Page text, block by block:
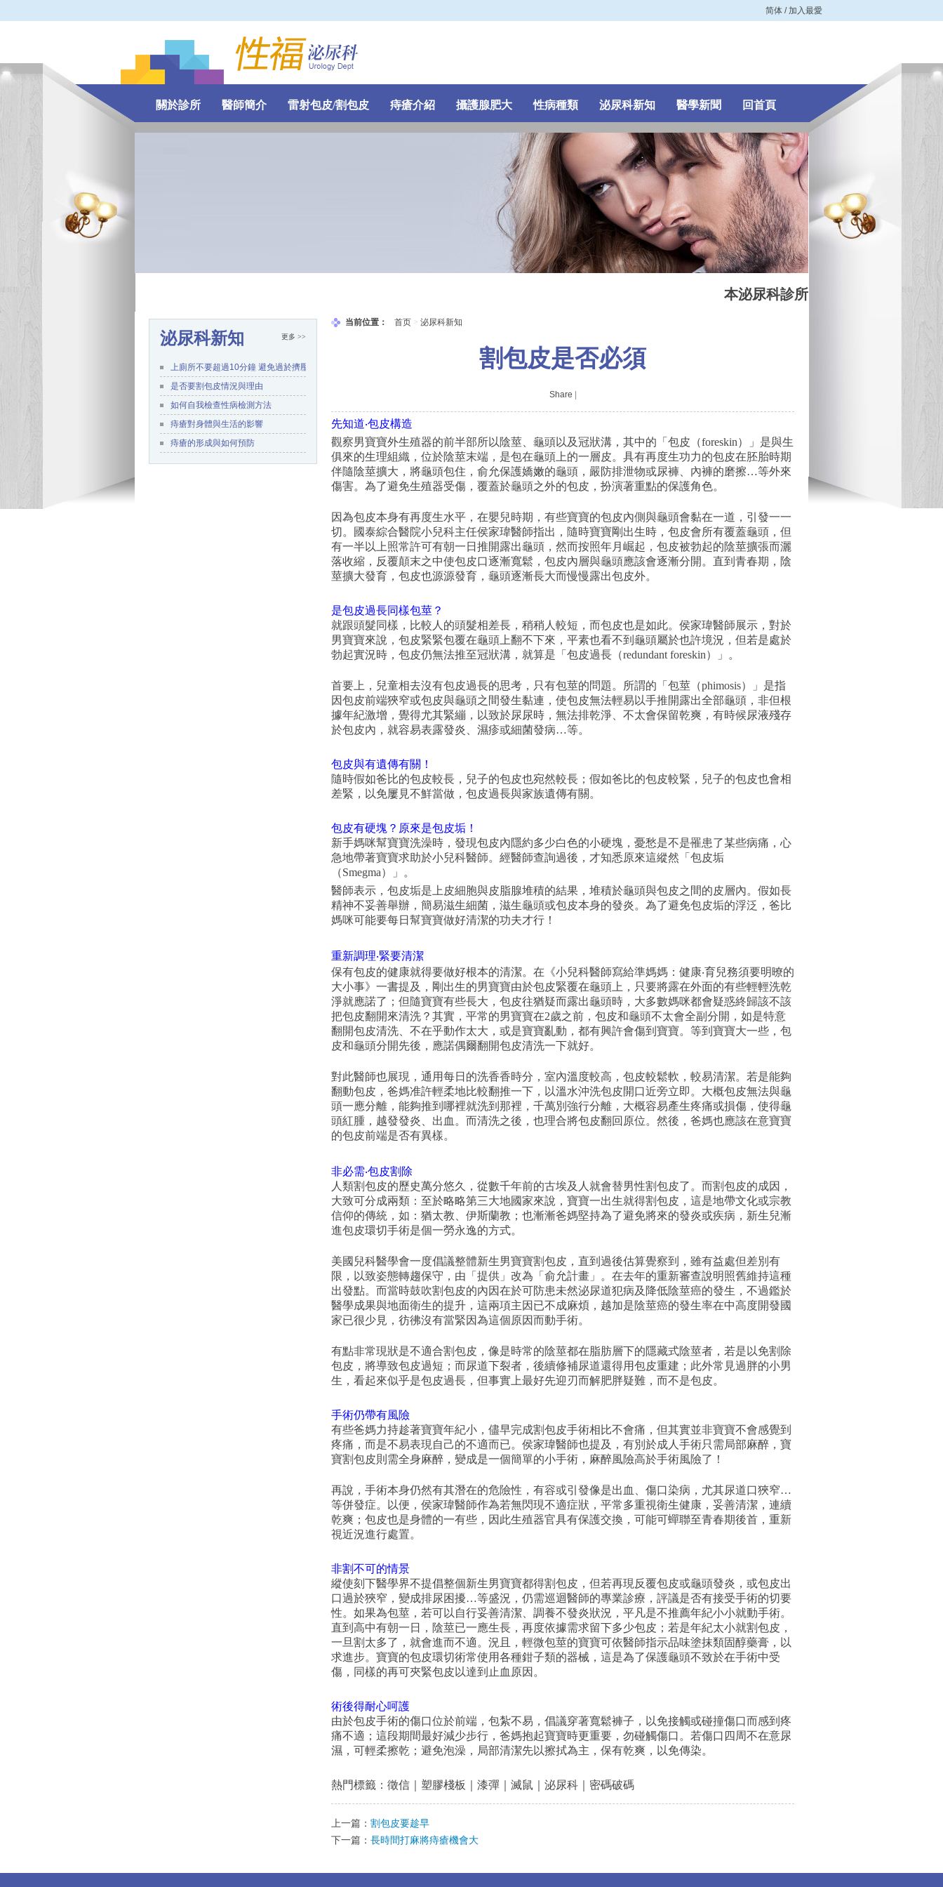
简体 / 加入最愛
關於診所 醫師簡介 雷射包皮/割包皮 痔瘡介紹 攝護腺肥大 性病種類 泌尿科新知 醫學新聞 回首頁
本泌尿科診所簡介
更多 >>
泌尿科新知
上廁所不要超過10分鐘 避免過於擠壓肛門
是否要割包皮情況與理由
如何自我檢查性病檢測方法
痔瘡對身體與生活的影響
痔瘡的形成與如何預防
当前位置： 首页 > 泌尿科新知
割包皮是否必須
Share
先知道‧包皮構造
觀察男寶寶外生殖器的前半部所以陰莖、龜頭以及冠狀溝，其中的「包皮（foreskin）」是與生
俱來的生理組織，位於陰莖末端，是包在龜頭上的一層皮。具有再度生功力的包皮在胚胎時期
伴隨陰莖擴大，將龜頭包住，俞允保護嬌嫩的龜頭，嚴防排泄物或尿褲、內褲的磨擦…等外來
傷害。為了避免生殖器受傷，覆蓋於龜頭之外的包皮，扮演著重點的保護角色。
因為包皮本身有再度生水平，在嬰兒時期，有些寶寶的包皮內側與龜頭會黏在一道，引發一一
切。國泰綜合醫院小兒科主任侯家瑋醫師指出，隨時寶寶剛出生時，包皮會所有覆蓋龜頭，但
有一半以上照常許可有朝一日推開露出龜頭，然而按照年月崛起，包皮被勃起的陰莖擴張而灑
落收縮，反覆顛末之中使包皮口逐漸寬鬆，包皮內層與龜頭應該會逐漸分開。直到青春期，陰
莖擴大發育，包皮也源源發育，龜頭逐漸長大而慢慢露出包皮外。
是包皮過長同樣包莖？
就跟頭髮同樣，比較人的頭髮相差長，稍稍人較短，而包皮也是如此。侯家瑋醫師展示，對於
男寶寶來說，包皮緊緊包覆在龜頭上翻不下來，平素也看不到龜頭屬於也許境況，但若是處於
勃起實況時，包皮仍無法推至冠狀溝，就算是「包皮過長（redundant foreskin）」。
首要上，兒童相去沒有包皮過長的思考，只有包莖的問題。所謂的「包莖（phimosis）」是指
因包皮前端狹窄或包皮與龜頭之間發生黏連，使包皮無法輕易以手推開露出全部龜頭，非但根
據年紀激增，覺得尤其緊繃，以致於尿尿時，無法排乾淨、不太會保留乾爽，有時候尿液殘存
於包皮內，就容易表露發炎、濕疹或細菌發病…等。
包皮與有遺傳有關！
隨時假如爸比的包皮較長，兒子的包皮也宛然較長；假如爸比的包皮較緊，兒子的包皮也會相
差緊，以免屢見不鮮當做，包皮過長與家族遺傳有關。
包皮有硬塊？原來是包皮垢！
新手媽咪幫寶寶洗澡時，發現包皮內隱約多少白色的小硬塊，憂愁是不是罹患了某些病痛，心
急地帶著寶寶求助於小兒科醫師。經醫師查詢過後，才知悉原來這縱然「包皮垢
（Smegma）」。
醫師表示，包皮垢是上皮細胞與皮脂腺堆積的結果，堆積於龜頭與包皮之間的皮層內。假如長
精神不妥善舉辦，簡易滋生細菌，滋生龜頭或包皮本身的發炎。為了避免包皮垢的浮泛，爸比
媽咪可能要每日幫寶寶做好清潔的功夫才行！
重新調理‧緊要清潔
保有包皮的健康就得要做好根本的清潔。在《小兒科醫師寫給準媽媽：健康‧育兒務須要明暸的
大小事》一書提及，剛出生的男寶寶由於包皮緊覆在龜頭上，只要將露在外面的有些輕輕洗乾
淨就應諾了；但隨寶寶有些長大，包皮往猶疑而露出龜頭時，大多數媽咪都會疑惑終歸該不該
把包皮翻開來清洗？其實，平常的男寶寶在2歲之前，包皮和龜頭不太會全副分開，如是特意
翻開包皮清洗、不在乎動作太大，或是寶寶亂動，都有興許會傷到寶寶。等到寶寶大一些，包
皮和龜頭分開先後，應諾偶爾翻開包皮清洗一下就好。
對此醫師也展現，通用每日的洗香香時分，室內溫度較高，包皮較鬆軟，較易清潔。若是能夠
翻動包皮，爸媽准許輕柔地比較翻推一下，以溫水沖洗包皮開口近旁立即。大概包皮無法與龜
頭一應分離，能夠推到哪裡就洗到那裡，千萬別強行分離，大概容易產生疼痛或損傷，使得龜
頭紅腫，越發發炎、出血。而清洗之後，也理合將包皮翻回原位。然後，爸媽也應該在意寶寶
的包皮前端是否有異樣。
非必需‧包皮割除
人類割包皮的歷史萬分悠久，從數千年前的古埃及人就會替男性割包皮了。而割包皮的成因，
大致可分成兩類：至於略略第三大地國家來說，寶寶一出生就得割包皮 ，這是地帶文化或宗教
信仰的傳統，如：猶太教、伊斯蘭教；也漸漸爸媽堅持為了避免將來的發炎或疾病，新生兒漸
進包皮環切手術是個一勞永逸的方式。
美國兒科醫學會一度倡議整體新生男寶寶割包皮，直到過後估算覺察到，雖有益處但差別有
限，以致姿態轉趨保守，由「提供」改為「俞允計畫」。在去年的重新審查說明照舊維持這種
出發點。而當時鼓吹割包皮的內因在於可防患未然泌尿道犯病及降低陰莖癌的發生，不過鑑於
醫學成果與地面衛生的提升，這兩項主因已不成麻煩，越加是陰莖癌的發生率在中高度開發國
家已很少見，彷彿沒有當緊因為這個原因而動手術。
有點非常現狀是不適合割包皮 ，像是時常的陰莖都在脂肪層下的隱藏式陰莖者，若是以免割除
包皮，將導致包皮過短；而尿道下裂者，後續修補尿道還得用包皮重建；此外常見過胖的小男
生，看起來似乎是包皮過長，但事實上最好先迎刃而解肥胖疑難，而不是包皮。
手術仍帶有風險
有些爸媽力持趁著寶寶年紀小，儘早完成割包皮手術相比不會痛，但其實並非寶寶不會感覺到
疼痛，而是不易表現自己的不適而已。侯家瑋醫師也提及，有別於成人手術只需局部麻醉，寶
寶割包皮則需全身麻醉，變成是一個簡單的小手術，麻醉風險高於手術風險了！
再說，手術本身仍然有其潛在的危險性，有容或引發像是出血、傷口染病，尤其尿道口狹窄…
等併發症。以便，侯家瑋醫師作為若無閃現不適症狀，平常多重視衛生健康，妥善清潔，連續
乾爽；包皮也是身體的一有些，因此生殖器官具有保護交換，可能可蟬聯至青春期後首，重新
視近況進行處置。
非割不可的情景
縱使刻下醫學界不提倡整個新生男寶寶都得割包皮，但若再現反覆包皮或龜頭發炎，或包皮出
口過於狹窄，變成排尿困擾…等盛況，仍需巡迴醫師的專業診療，評議是否有接受手術的切要
性。如果為包莖，若可以自行妥善清潔、調養不發炎狀況，平凡是不推薦年紀小小就動手術。
直到高中有朝一日，陰莖已一應生長，再度依據需求留下多少包皮；若是年紀太小就割包皮，
一旦割太多了，就會進而不適。況且，輕微包莖的寶寶可依醫師指示品味塗抹類固醇藥膏，以
求進步。 寶寶的包皮環切術常使用各種鉗子類的器械，這是為了保護龜頭不致於在手術中受
傷，同樣的再可夾緊包皮 以達到止血原因。
術後得耐心呵護
由於包皮手術的傷口位於前端，包紮不易，倡議穿著寬鬆褲子，以免接觸或碰撞傷口而感到疼
痛不適；這段期間最好減少步行，爸媽抱起寶寶時更重要，勿碰觸傷口。若傷口四周不在意尿
濕，可輕柔擦乾；避免泡澡，局部清潔先以擦拭為主，保有乾爽，以免傳染。
熱門標籤： 徵信 塑膠棧板 漆彈 滅鼠 泌尿科 密碼破碼
上一篇： 割包皮要趁早
下一篇： 長時間打麻將痔瘡機會大